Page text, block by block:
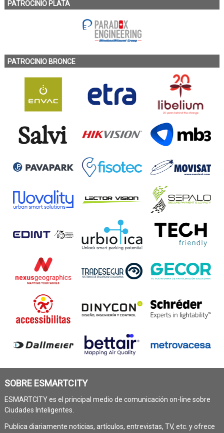
PATROCINIO PLATA
PATROCINIO BRONCE
SOBRE ESMARTCITY
ESMARTCITY es el principal medio de comunicación on-line sobre
Ciudades Inteligentes.
Publica diariamente noticias, artículos, entrevistas, TV, etc. y ofrece